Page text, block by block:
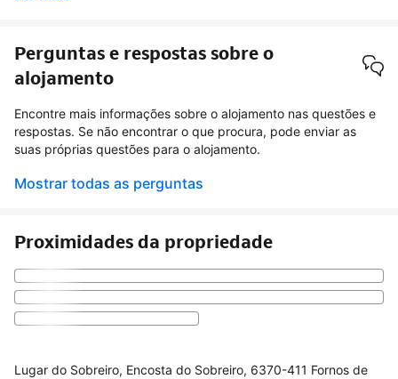
Perguntas e respostas sobre o
alojamento
Encontre mais informações sobre o alojamento nas questões e
respostas. Se não encontrar o que procura, pode enviar as
suas próprias questões para o alojamento.
Mostrar todas as perguntas
Proximidades da propriedade
Lugar do Sobreiro, Encosta do Sobreiro, 6370-411 Fornos de